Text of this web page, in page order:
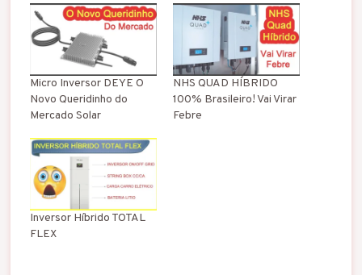
Micro Inversor DEYE O
Novo Queridinho do
Mercado Solar
NHS QUAD HÍBRIDO
100% Brasileiro! Vai Virar
Febre
Inversor Híbrido TOTAL
FLEX